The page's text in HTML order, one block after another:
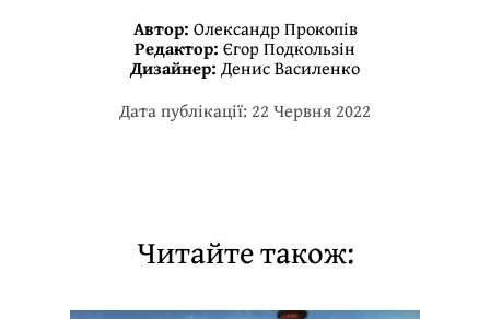
Автор: Олександр Прокопів
Редактор: Єгор Подкользін
Дизайнер: Денис Василенко
Дата публікації: 22 Червня 2022
Читайте також: